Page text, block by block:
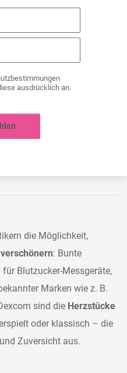
ausdrücklich an.
die Möglichkeit,
: Bunte
Blutzucker-Messgeräte,
Marken wie z. B.
sind die Herzstücke
oder klassisch – die
Zuversicht aus.